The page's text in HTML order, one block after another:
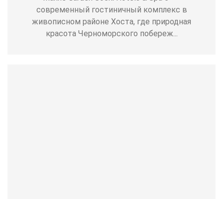
современный гостиничный комплекс в
живописном районе Хоста, где природная
красота Черноморского побереж...